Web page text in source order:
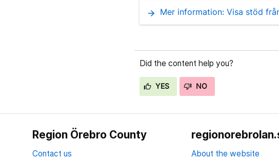
arrow_forward Mer information: Visa stöd
Did the content help you?
YES NO
Region Örebro County
Contact us
About the website